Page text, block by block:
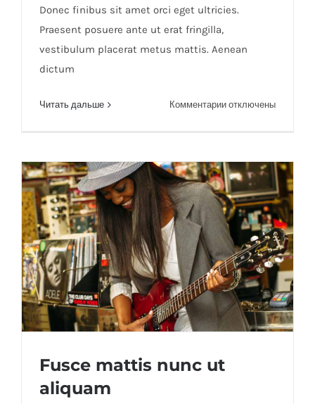
Donec finibus sit amet orci eget ultricies.
Praesent posuere ante ut erat fringilla,
vestibulum placerat metus mattis. Aenean
dictum
Читать дальше Комментариик
nulla
ac
consecte
rutrum
отключены
Fusce mattis nunc ut
aliquam